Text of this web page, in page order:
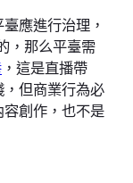
應進行治理，
，那么平臺需
，這是直播帶
但商業行為必
創作，也不是